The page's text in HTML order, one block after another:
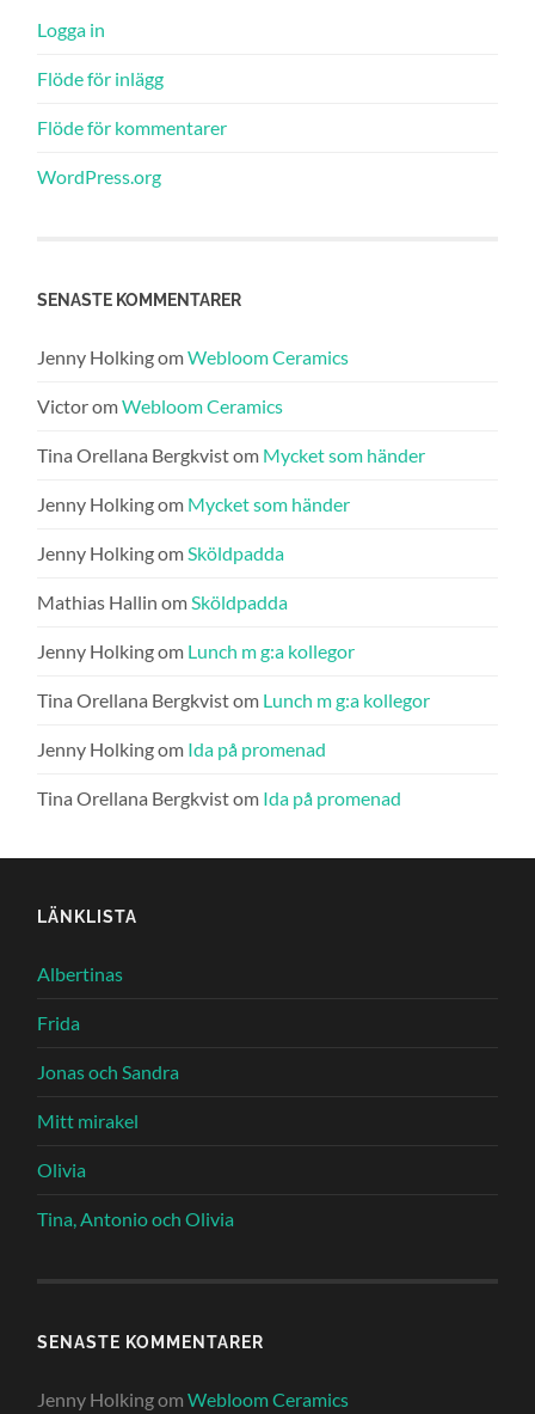
Logga in
Flöde för inlägg
Flöde för kommentarer
WordPress.org
SENASTE KOMMENTARER
Jenny HolkingomWebloom Ceramics
VictoromWebloom Ceramics
Tina Orellana Bergkvistom Mycket som händer
Jenny Holkingom Mycket som händer
Jenny HolkingomSköldpadda
Mathias Hallin omSköldpadda
Jenny Holkingom Lunch m g:a kollegor
Tina Orellana Bergkvistom Lunch m g:a kollegor
Jenny Holkingom Ida på promenad
Tina Orellana Bergkvistom Ida på promenad
LÄNKLISTA
Albertinas
Frida
Jonas och Sandra
Mitt mirakel
Olivia
Tina, Antonio och Olivia
SENASTE KOMMENTARER
Jenny HolkingomWebloom Ceramics